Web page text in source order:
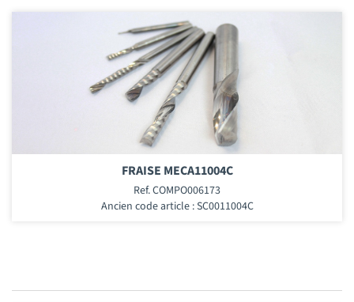
FRAISE MECA11004C
Ref. COMPO006173
Ancien code article : SC0011004C